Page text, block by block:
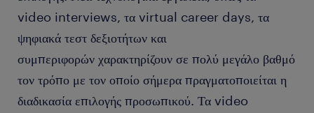
video interviews, τα virtual career days, τα
ψηφιακά τεστ δεξιοτήτων και
συμπεριφορών χαρακτηρίζουν σε πολύ μεγάλο βαθμό
τον τρόπο με τον οποίο σήμερα πραγματοποιείται η
διαδικασία επιλογής προσωπικού. Τα video